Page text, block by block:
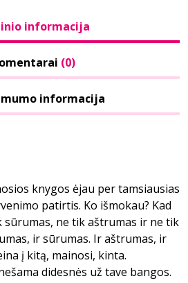
informacija
(0)
informacija
knygos ėjau per tamsiausias
patirtis. Ko išmokau? Kad
sūrumas, ne tik aštrumas ir ne tik
ir sūrumas. Ir aštrumas, ir
į kitą, mainosi, kinta.
didesnės už tave bangos.